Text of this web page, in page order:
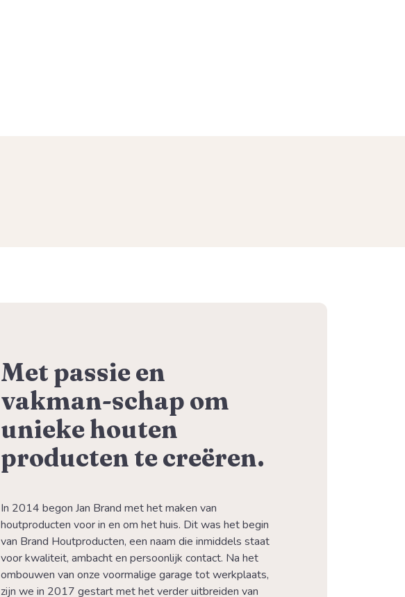
Met passie en
vakman-schap om
unieke houten
producten te creëren.
In 2014 begon Jan Brand met het maken van
houtproducten voor in en om het huis. Dit was het begin
van Brand Houtproducten, een naam die inmiddels staat
voor kwaliteit, ambacht en persoonlijk contact. Na het
ombouwen van onze voormalige garage tot werkplaats,
zijn we in 2017 gestart met het verder uitbreiden van